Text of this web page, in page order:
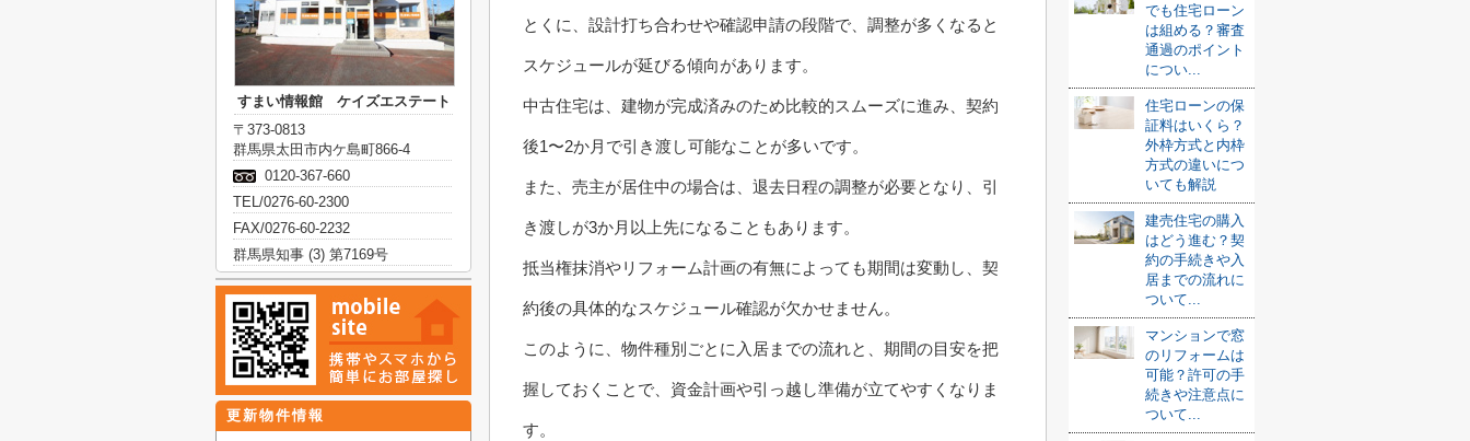
とくに、設計打ち合わせや確認申請の段階で、調整が多くなると
スケジュールが延びる傾向があります。
中古住宅は、建物が完成済みのため比較的スムーズに進み、契約
後1〜2か月で引き渡し可能なことが多いです。
また、売主が居住中の場合は、退去日程の調整が必要となり、引
き渡しが3か月以上先になることもあります。
抵当権抹消やリフォーム計画の有無によっても期間は変動し、契
約後の具体的なスケジュール確認が欠かせません。
このように、物件種別ごとに入居までの流れと、期間の目安を把
握しておくことで、資金計画や引っ越し準備が立てやすくなりま
す。
でも住宅ローン
は組める？審査
通過のポイント
につい...
住宅ローンの保
証料はいくら？
外枠方式と内枠
方式の違いにつ
いても解説
建売住宅の購入
はどう進む？契
約の手続きや入
居までの流れに
ついて...
マンションで窓
のリフォームは
可能？許可の手
続きや注意点に
ついて...
すまい情報館 ケイズエステート
〒373-0813
群馬県太田市内ケ島町866-4
0120-367-660
TEL/0276-60-2300
FAX/0276-60-2232
群馬県知事 (3) 第7169号
更新物件情報